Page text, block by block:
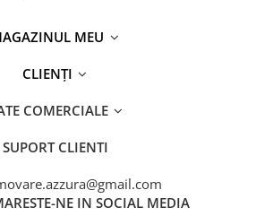
MEU
CLIENȚI
COMERCIALE
SUPORT CLIENTI
NE IN SOCIAL MEDIA